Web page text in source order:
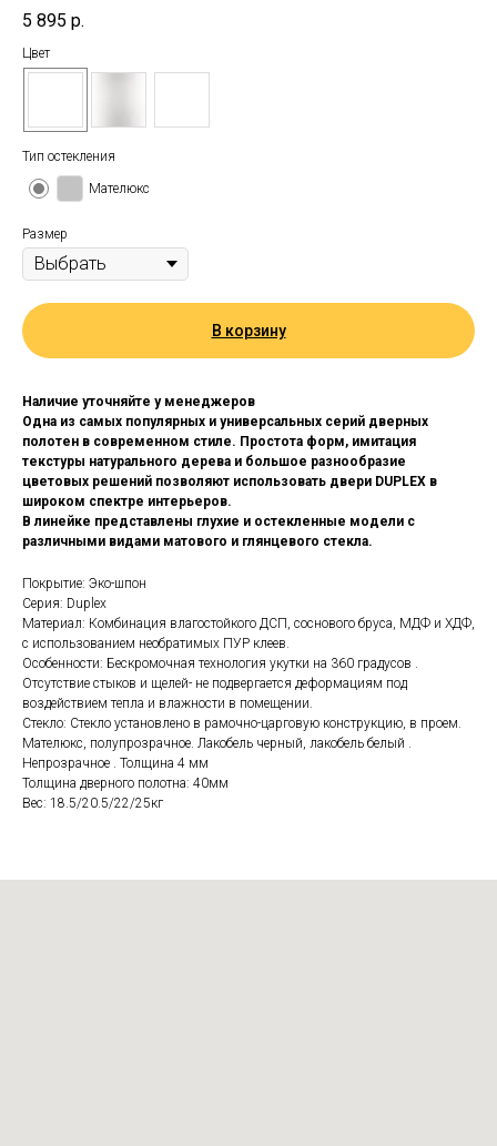
5 895 р.
Цвет
Тип остекления
Мателюкс
Размер
В корзину
Наличие уточняйте у менеджеров
Одна из самых популярных и универсальных серий дверных
полотен в современном стиле. Простота форм, имитация
текстуры натурального дерева и большое разнообразие
цветовых решений позволяют использовать двери DUPLEX в
широком спектре интерьеров.
В линейке представлены глухие и остекленные модели с
различными видами матового и глянцевого стекла.
Покрытие: Эко-шпон
Серия: Duplex
Материал: Комбинация влагостойкого ДСП, соснового бруса, МДФ и ХДФ,
с использованием необратимых ПУР клеев.
Особенности: Бескромочная технология укутки на 360 градусов .
Отсутствие стыков и щелей- не подвергается деформациям под
воздействием тепла и влажности в помещении.
Стекло: Стекло установлено в рамочно-царговую конструкцию, в проем.
Мателюкс, полупрозрачное. Лакобель черный, лакобель белый .
Непрозрачное . Толщина 4 мм
Толщина дверного полотна: 40мм
Вес: 18.5/20.5/22/25кг